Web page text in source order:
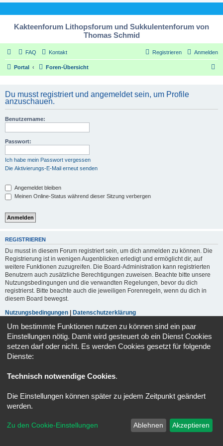
Kakteenforum Lithopsforum und Sukkulentenforum von
Thomas Schmid
FAQ Kontakt Anmelden
Registrieren
Portal Foren-Übersicht
Du musst registriert und angemeldet sein, um Profile
anzuschauen.
Benutzername:
Passwort:
Ich habe mein Passwort vergessen
Die Aktivierungs-E-Mail erneut senden
Angemeldet bleiben
Meinen Online-Status während dieser Sitzung verbergen
REGISTRIEREN
Du musst in diesem Forum registriert sein, um dich anmelden zu können. Die
Registrierung ist in wenigen Augenblicken erledigt und ermöglicht dir, auf
weitere Funktionen zuzugreifen. Die Board-Administration kann registrierten
Benutzern auch zusätzliche Berechtigungen zuweisen. Beachte bitte unsere
Nutzungsbedingungen und die verwandten Regelungen, bevor du dich
registrierst. Bitte beachte auch die jeweiligen Forenregeln, wenn du dich in
diesem Board bewegst.
Nutzungsbedingungen
Datenschutzerklärung
Registrieren
Alle Cookies löschen
Impressum
Kontakt
Powered by
® Forum Software © phpBB Limited
Deutsche Übersetzung durch
Um bestimmte Funktionen nutzen zu können sind ein paar
Einstellungen nötig. Damit wird gesteuert ob ein Dienst Cookies
setzen darf oder nicht. Es werden Cookies gesetzt für folgende
Dienste:
Technisch notwendige Cookies.
Die Einstellungen können später zu jedem Zeitpunkt geändert
werden.
Zu den Cookie-Einstellungen Ablehnen Akzeptieren